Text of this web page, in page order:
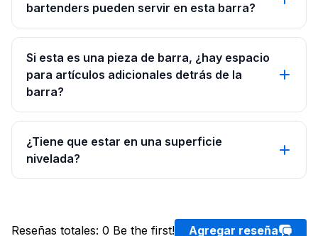
bartenders pueden servir en esta barra?
Si esta es una pieza de barra, ¿hay espacio
para artículos adicionales detrás de la
barra?
¿Tiene que estar en una superficie
nivelada?
Reseñas totales: 0 Be the first! Agregar reseña